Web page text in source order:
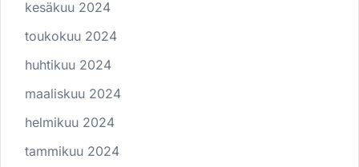
kesäkuu 2024
toukokuu 2024
huhtikuu 2024
maaliskuu 2024
helmikuu 2024
tammikuu 2024